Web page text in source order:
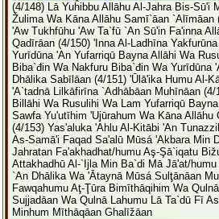
(4/148) Lā Yuĥibbu Allāhu Al-Jahra Bis-Sū'i
Žulima Wa Kāna Allāhu Samī`āan `Alīmāan
'Aw Tukhfūhu 'Aw Ta`fū `An Sū'in Fa'inna
Qadīrāan (4/150) 'Inna Al-Ladhīna
Yurīdūna 'An Yufarriqū Bayna Allāhi Wa
Biba`đin Wa Nakfuru Biba`đin Wa Yurīdūna
Dhālika Sabīlāan (4/151) 'Ūlā'ika Humu Al-
'A`tadnā Lilkāfirīna `Adhābāan Muhīnāan (4/
Billāhi Wa Rusulihi Wa Lam Yufarriqū
Sawfa Yu'utīhim 'Ujūrahum Wa Kāna Allāhu
(4/153) Yas'aluka 'Ahlu Al-Kitābi 'An
As-Samā'i Faqad Sa'alū Mūsá 'Akbara Min
Jahratan Fa'akhadhat/humu Aş-Şā`iqatu
Attakhadhū Al-`Ijla Min Ba`di Mā Jā'at/
`An Dhālika Wa 'Ātaynā Mūsá Sulţānāan
Fawqahumu Aţ-Ţūra Bimīthāqihim Wa
Sujjadāan Wa Qulnā Lahumu Lā Ta`dū Fī
Minhum Mīthāqāan Ghalīžāan